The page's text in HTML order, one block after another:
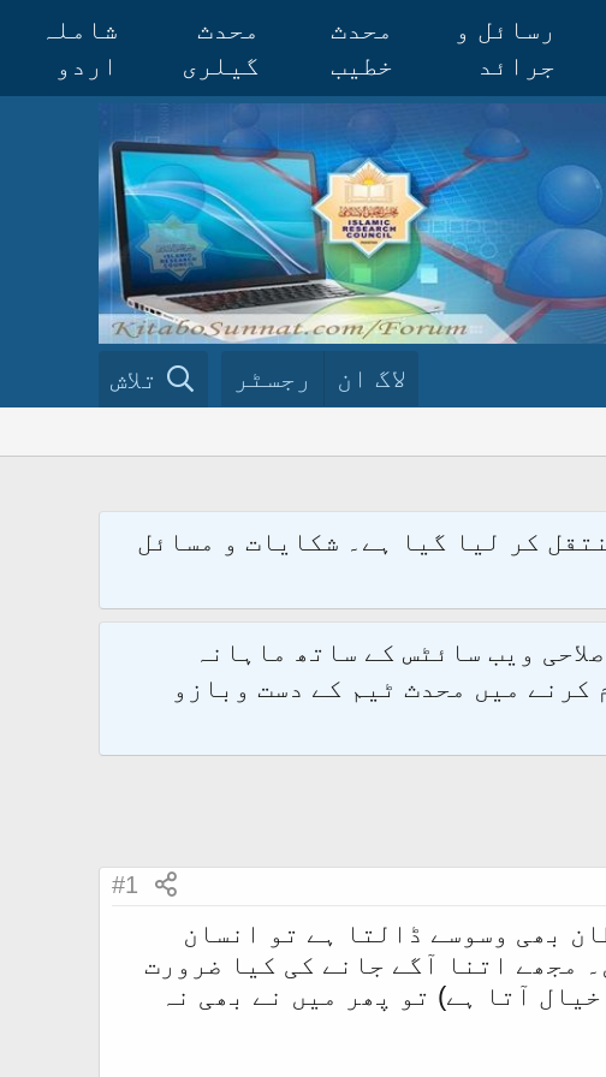
رسائل و
جرائد
محدث
خطیب
محدث
گیلری
شاملہ
اردو
لاگ ان رجسٹر تلاش
زین فورو 2.1.7 پر کامیابی سے منتقل کر لیا گیا ہے۔ شکایات و مسائل
ویب سائٹس کے ساتھ ماہانہ
کرنے میں محدث ٹیم کے دست وبازو
#1
بھی وسوسے ڈالتا ہے تو انسان
مجھے اتنا آگے جانے کی کیا ضرورت
آتا ہے) تو پھر میں نے بھی نہ